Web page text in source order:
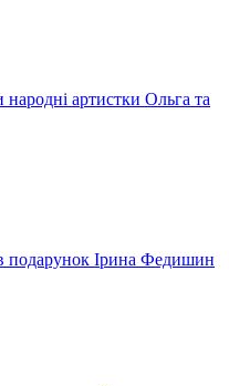
народні артистки Ольга та
подарунок Ірина Федишин